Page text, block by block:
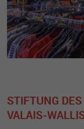
STIFTUNG
VALAIS-